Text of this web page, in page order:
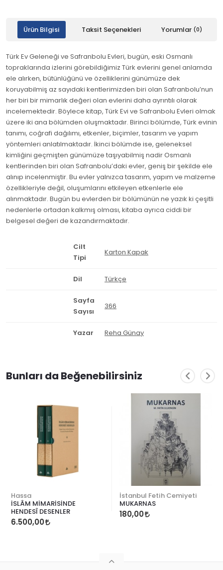
Ürün Bilgisi Taksit Seçenekleri Yorumlar (0)
Türk Ev Geleneği ve Safranbolu Evleri, bugün, eski Osmanlı
topraklarında izlerini görebildiğimiz Türk evlerini genel anlamda
ele alırken, bütünlüğünü ve özelliklerini günümüze dek
koruyabilmiş az sayıdaki kentlerimizden biri olan Safranbolu’nun
her biri bir mimarlık değeri olan evlerini daha ayrıntılı olarak
incelemektedir. Böylece kitap, Türk Evi ve Safranbolu Evleri olmak
üzere iki ana bölümden oluşmaktadır. Birinci bölümde, Türk evinin
tanımı, coğrafi dağılımı, etkenler, biçimler, tasarım ve yapım
yöntemleri anlatılmaktadır. İkinci bölümde ise, geleneksel
kimliğini geçmişten günümüze taşıyabilmiş nadir Osmanlı
kentlerinden biri olan Safranbolu’daki evler, geniş bir şekilde ele
alınıp incelenmiştir. Bu evler yalnızca tasarım, yapım ve malzeme
özellikleriyle değil, oluşumlarını etkileyen etkenlerle ele
alınmaktadır. Bugün bu evlerden bir bölümünün ne yazık ki çeşitli
nedenlerle ortadan kalkmış olması, kitaba ayrıca ciddi bir
belgesel değeri de kazandırmaktadır.
Cilt
Tipi
Karton Kapak
Dil Türkçe
Sayfa
Sayısı
366
Yazar Reha Günay
Bunları da Beğenebilirsiniz
Hassa
İSLÂM MİMARİSİNDE
HENDESÎ DESENLER
6.500,00
İstanbul Fetih Cemiyeti
MUKARNAS
180,00